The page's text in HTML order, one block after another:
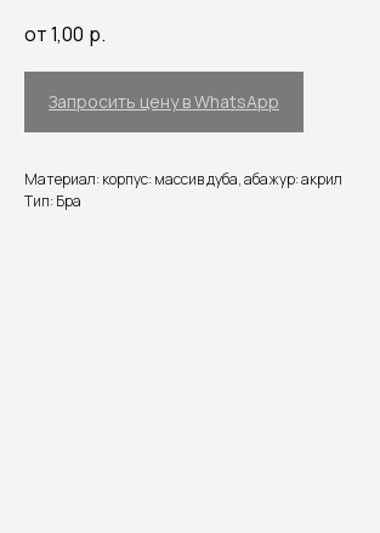
от 1,00 р.
Запросить цену в WhatsApp
Материал: корпус: массив дуба, абажур: акрил
Тип: Бра